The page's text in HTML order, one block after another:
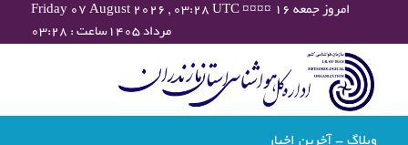
Friday 07 August 2026 , 03:28 UTC ¤¤¤¤ امروز جمعه ۱۶
مرداد ۱۴۰۵ساعت : ۰۳:۲۸
وبلاگ - آخرین اخبار